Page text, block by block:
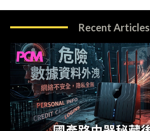
Recent Articles